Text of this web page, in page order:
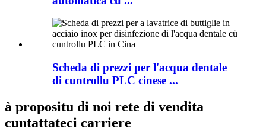
Scheda di prezzi per l'acqua dentale
di cuntrollu PLC cinese ...
à propositu di noi rete di vendita
cuntattateci carriere